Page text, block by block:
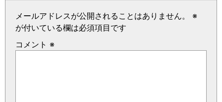
メールアドレスが公開されることはありません。
※
が付いている欄は必須項目です
コメント ※